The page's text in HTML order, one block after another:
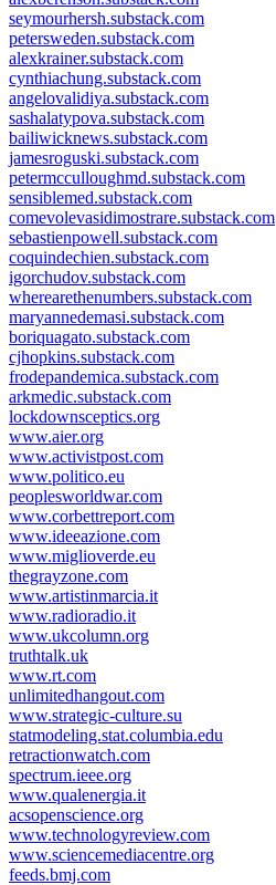
seymourhersh.substack.com
petersweden.substack.com
alexkrainer.substack.com
cynthiachung.substack.com
angelovalidiya.substack.com
sashalatypova.substack.com
bailiwicknews.substack.com
jamesroguski.substack.com
petermcculloughmd.substack.com
sensiblemed.substack.com
comevolevasidimostrare.substack.com
sebastienpowell.substack.com
coquindechien.substack.com
igorchudov.substack.com
wherearethenumbers.substack.com
maryannedemasi.substack.com
boriquagato.substack.com
cjhopkins.substack.com
frodepandemica.substack.com
arkmedic.substack.com
lockdownsceptics.org
www.aier.org
www.activistpost.com
www.politico.eu
peoplesworldwar.com
www.corbettreport.com
www.ideeazione.com
www.miglioverde.eu
thegrayzone.com
www.artistinmarcia.it
www.radioradio.it
www.ukcolumn.org
truthtalk.uk
www.rt.com
unlimitedhangout.com
www.strategic-culture.su
statmodeling.stat.columbia.edu
retractionwatch.com
spectrum.ieee.org
www.qualenergia.it
acsopenscience.org
www.technologyreview.com
www.sciencemediacentre.org
feeds.bmj.com